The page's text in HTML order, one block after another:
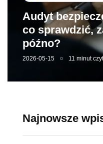
Audyt
co sprawdzić,
późno?
2026-05-15 11 minut
Najnowsze